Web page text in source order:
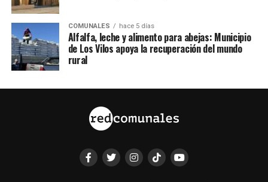
COMUNALES hace 5 días
Alfalfa, leche y alimento para abejas: Municipio
de Los Vilos apoya la recuperación del mundo
rural